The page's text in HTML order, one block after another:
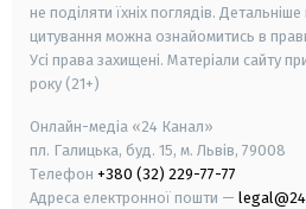
не поділяти їхніх поглядів.
цитування можна ознайомитись в
Усі права захищені. Матеріали сайту
року (21+)
Онлайн-медіа «24 Канал»
пл. Галицька, буд. 15, м. Львів, 79008
Телефон +380 (32) 229-77-77
Адреса електронної пошти —